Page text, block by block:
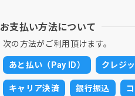
お支払い方法について
次の方法がご利用頂けます。
あと払い（Pay ID） クレジ
キャリア決済 銀行振込